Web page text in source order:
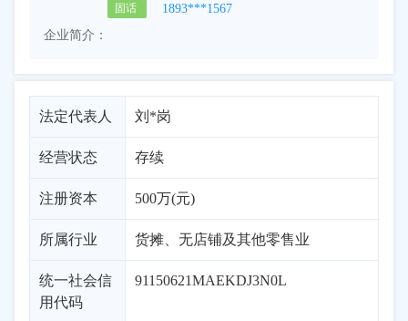
固话
1893***1567
企业简介：
法定代表人 刘*岗
经营状态 存续
注册资本 500万(元)
所属行业 货摊、无店铺及其他零售业
统一社会信
用代码
91150621MAEKDJ3N0L